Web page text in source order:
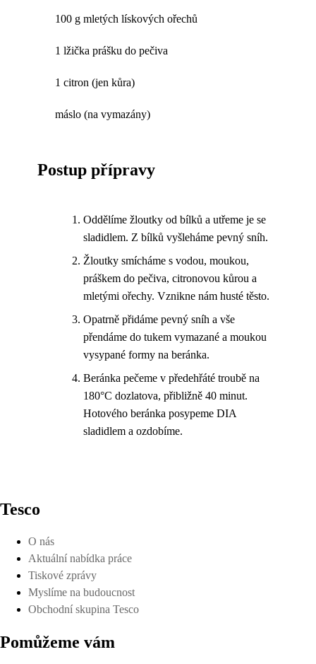
100 g mletých lískových ořechů
1 lžička prášku do pečiva
1 citron (jen kůra)
máslo (na vymazány)
Postup přípravy
Oddělíme žloutky od bílků a utřeme je se
sladidlem. Z bílků vyšleháme pevný sníh.
Žloutky smícháme s vodou, moukou,
práškem do pečiva, citronovou kůrou a
mletými ořechy. Vznikne nám husté těsto.
Opatrně přidáme pevný sníh a vše
přendáme do tukem vymazané a moukou
vysypané formy na beránka.
Beránka pečeme v předehřáté troubě na
180°C dozlatova, přibližně 40 minut.
Hotového beránka posypeme DIA
sladidlem a ozdobíme.
Tesco
O nás
Aktuální nabídka práce
Tiskové zprávy
Myslíme na budoucnost
Obchodní skupina Tesco
Pomůžeme vám